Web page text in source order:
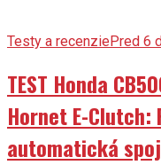
Testy a recenziePred 6
TEST Honda
Hornet E-Clutch:
automatická